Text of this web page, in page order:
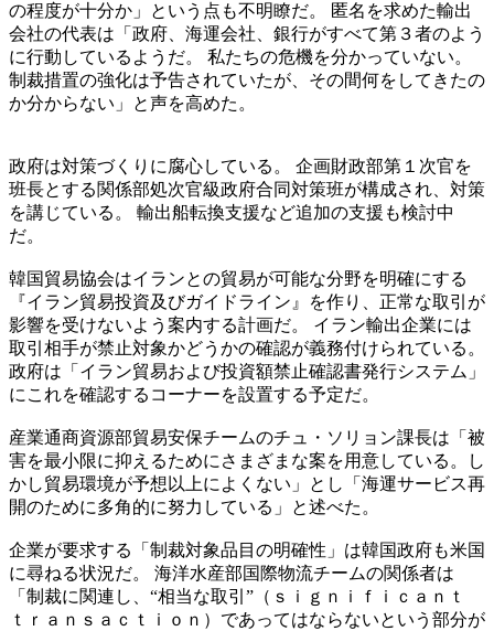
の程度が十分か」という点も不明瞭だ。 匿名を求めた輸出
会社の代表は「政府、海運会社、銀行がすべて第３者のよう
に行動しているようだ。 私たちの危機を分かっていない。
制裁措置の強化は予告されていたが、その間何をしてきたの
か分からない」と声を高めた。
政府は対策づくりに腐心している。 企画財政部第１次官を
班長とする関係部処次官級政府合同対策班が構成され、対策
を講じている。 輸出船転換支援など追加の支援も検討中
だ。
韓国貿易協会はイランとの貿易が可能な分野を明確にする
『イラン貿易投資及びガイドライン』を作り、正常な取引が
影響を受けないよう案内する計画だ。 イラン輸出企業には
取引相手が禁止対象かどうかの確認が義務付けられている。
政府は「イラン貿易および投資額禁止確認書発行システム」
にこれを確認するコーナーを設置する予定だ。
産業通商資源部貿易安保チームのチュ・ソリョン課長は「被
害を最小限に抑えるためにさまざまな案を用意している。し
かし貿易環境が予想以上によくない」とし「海運サービス再
開のために多角的に努力している」と述べた。
企業が要求する「制裁対象品目の明確性」は韓国政府も米国
に尋ねる状況だ。 海洋水産部国際物流チームの関係者は
「制裁に関連し、“相当な取引”（ｓｉｇｎｉｆｉｃａｎｔ
ｔｒａｎｓａｃｔｉｏｎ）であってはならないという部分が